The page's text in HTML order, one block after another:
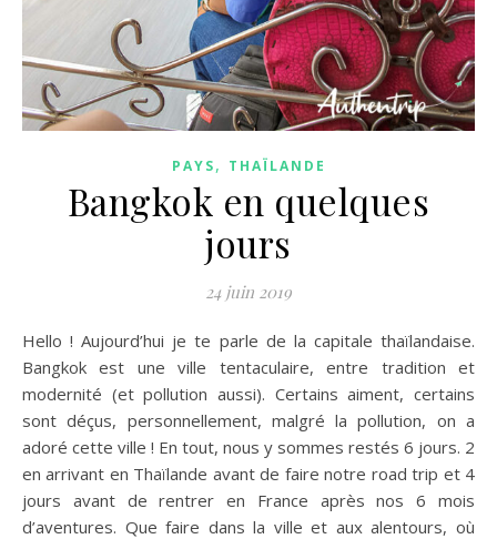
PAYS, THAÏLANDE
Bangkok en quelques
jours
24 juin 2019
Hello ! Aujourd’hui je te parle de la capitale thaïlandaise.
Bangkok est une ville tentaculaire, entre tradition et
modernité (et pollution aussi). Certains aiment, certains
sont déçus, personnellement, malgré la pollution, on a
adoré cette ville ! En tout, nous y sommes restés 6 jours. 2
en arrivant en Thaïlande avant de faire notre road trip et 4
jours avant de rentrer en France après nos 6 mois
d’aventures. Que faire dans la ville et aux alentours, où